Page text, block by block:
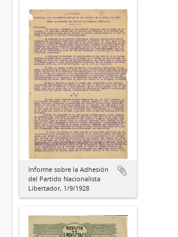
Informe sobre la Adhesión
del Partido Nacionalista
Libertador, 1/9/1928